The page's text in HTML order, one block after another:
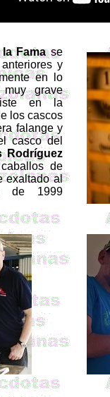
Famase
y
en lo
grave
en la
los cascos
falange y
casco del
Rodríguez
de
exaltado al
de 1999